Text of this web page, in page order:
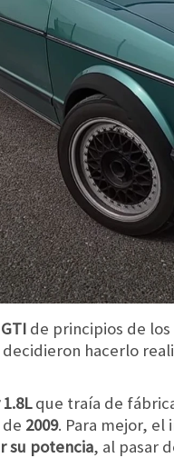
GTI de principios de
decidieron hacerlo
que traía de
2009. Para mejor,
su potencia, al pasar